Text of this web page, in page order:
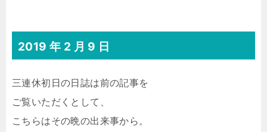
2019 年 2 月 9 日
三連休初日の日誌は前の記事を
ご覧いただくとして、
こちらはその晩の出来事から。